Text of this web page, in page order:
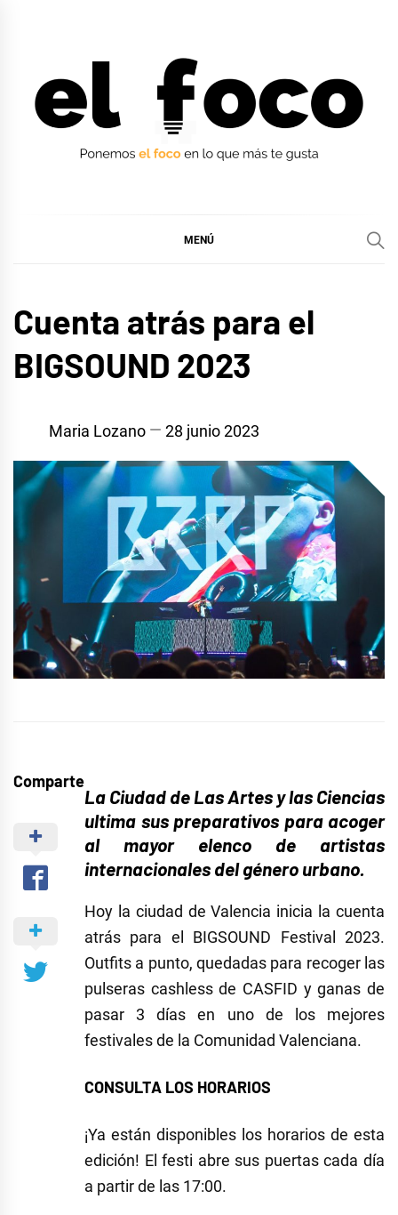
MENÚ
Cuenta atrás para el
BIGSOUND 2023
Maria Lozano 28 junio 2023
Comparte
La Ciudad de Las Artes y las Ciencias
ultima sus preparativos para acoger
al mayor elenco de artistas
internacionales del género urbano.
Hoy la ciudad de Valencia inicia la cuenta
atrás para el BIGSOUND Festival 2023.
Outfits a punto, quedadas para recoger las
pulseras cashless de CASFID y ganas de
pasar 3 días en uno de los mejores
festivales de la Comunidad Valenciana.
CONSULTA LOS HORARIOS
¡Ya están disponibles los horarios de esta
edición! El festi abre sus puertas cada día
a partir de las 17:00.